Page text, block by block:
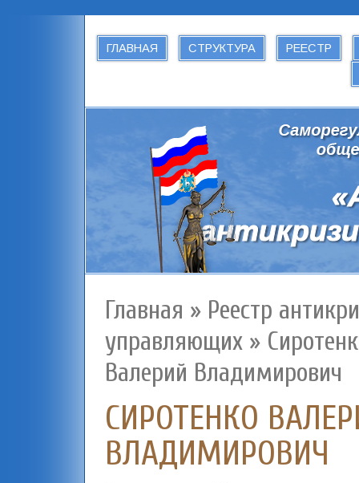
ГЛАВНАЯ СТРУКТУРА РЕЕСТР
Главная » Реестр
управляющих »
Валерий Владимирович
СИРОТЕНКО
ВЛАДИМИРОВИЧ